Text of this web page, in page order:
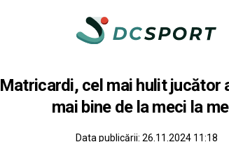
Matricardi, cel mai hulit jucător
mai bine de la meci la
Data publicării: 26.11.2024 11:18